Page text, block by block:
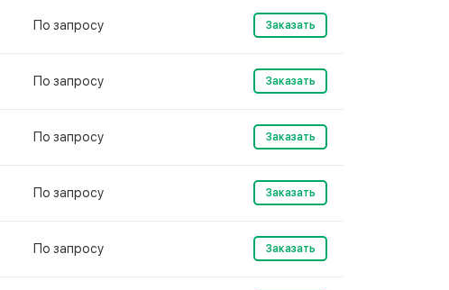
По запросу Заказать
По запросу Заказать
По запросу Заказать
По запросу Заказать
По запросу Заказать